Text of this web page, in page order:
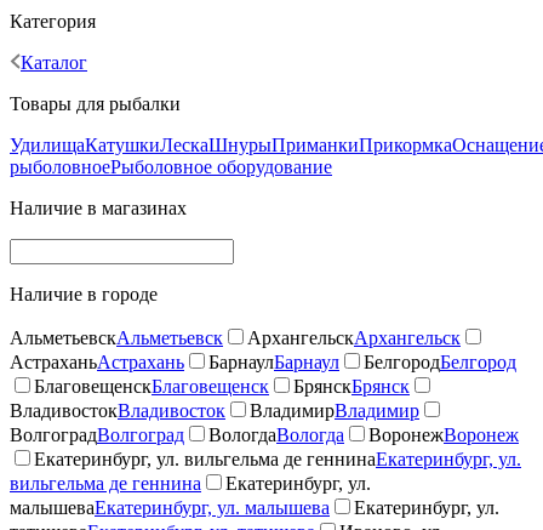
Категория
Каталог
Товары для рыбалки
УдилищаКатушкиЛескаШнурыПриманкиПрикормка
рыболовноеРыболовное оборудование
Наличие в магазинах
Наличие в городе
АльметьевскАльметьевск АрхангельскАрхангельск
АстраханьАстрахань БарнаулБарнаул БелгородБелгород
БлаговещенскБлаговещенск БрянскБрянск
ВладивостокВладивосток ВладимирВладимир
ВолгоградВолгоград ВологдаВологда ВоронежВоронеж
Екатеринбург, ул. вильгельма де геннинаЕкатеринбург, ул.
вильгельма де геннина
Екатеринбург, ул.
малышеваЕкатеринбург, ул. малышева
Екатеринбург, ул.